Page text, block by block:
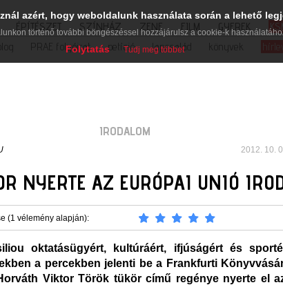
ÉPÍTÉSZET SZÍNHÁZ ZENE FILM GYEREK
PRAE folyóirat petíció lapcsalád könyvek
IRODALOM
2012. 10.
NYERTE AZ EURÓPAI UNIÓ
(1 vélemény alapján):
oktatásügyért, kultúráért, ifjúságért és
a percekben jelenti be a Frankfurti
Viktor Török tükör című regénye nyerte el
azért, hogy weboldalunk használata során a lehető
történő további böngészéssel hozzájárulsz a cookie-k
Folytatás Tudj meg többet